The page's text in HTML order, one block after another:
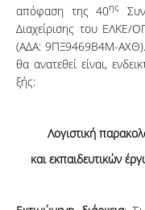
απόφαση της 40ης
Διαχείρισης του ΕΛΚΕ/
(ΑΔΑ: 9ΠΞ9469Β4Μ-ΑΧΘ).
θα α­­να­τε­θεί εί­ναι,
ξής:
Λογιστική
και εκπαιδευτικών